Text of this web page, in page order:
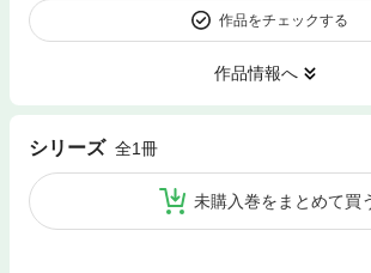
作品をチェックする
作品情報へ
シリーズ 全1冊
未購入巻をまとめて買